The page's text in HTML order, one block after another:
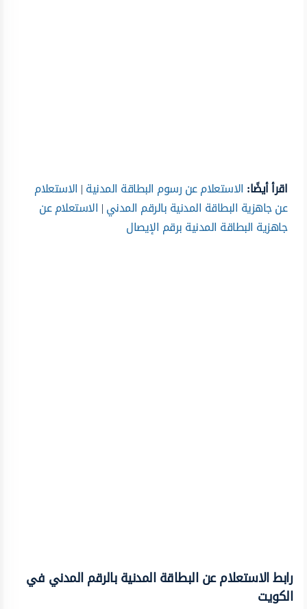
اقرأ أيضًا: الاستعلام عن رسوم البطاقة المدنية| الاستعلام
عن جاهزية البطاقة المدنية بالرقم المدني| الاستعلام عن
جاهزية البطاقة المدنية برقم الإيصال
رابط الاستعلام عن البطاقة المدنية بالرقم المدني في
الكويت